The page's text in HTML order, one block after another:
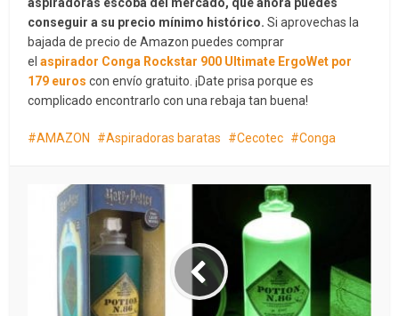
aspiradoras escoba del mercado, que ahora puedes
conseguir a su precio mínimo histórico.Si aprovechas la
bajada de precio de Amazon puedes comprar
elaspirador Conga Rockstar 900 Ultimate ErgoWet por
179 euros con envío gratuito. ¡Date prisa porque es
complicado encontrarlo con una rebaja tan buena!
AMAZON Aspiradoras baratas Cecotec Conga